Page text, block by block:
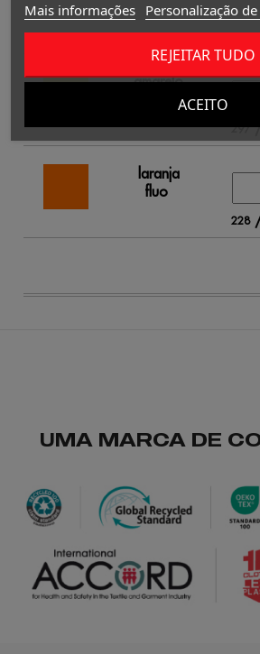
amarelo
297
laranja
fluo
228
UMA MARCA DE
Mais informações Personalização
REJEITAR TUDO
ACEITO